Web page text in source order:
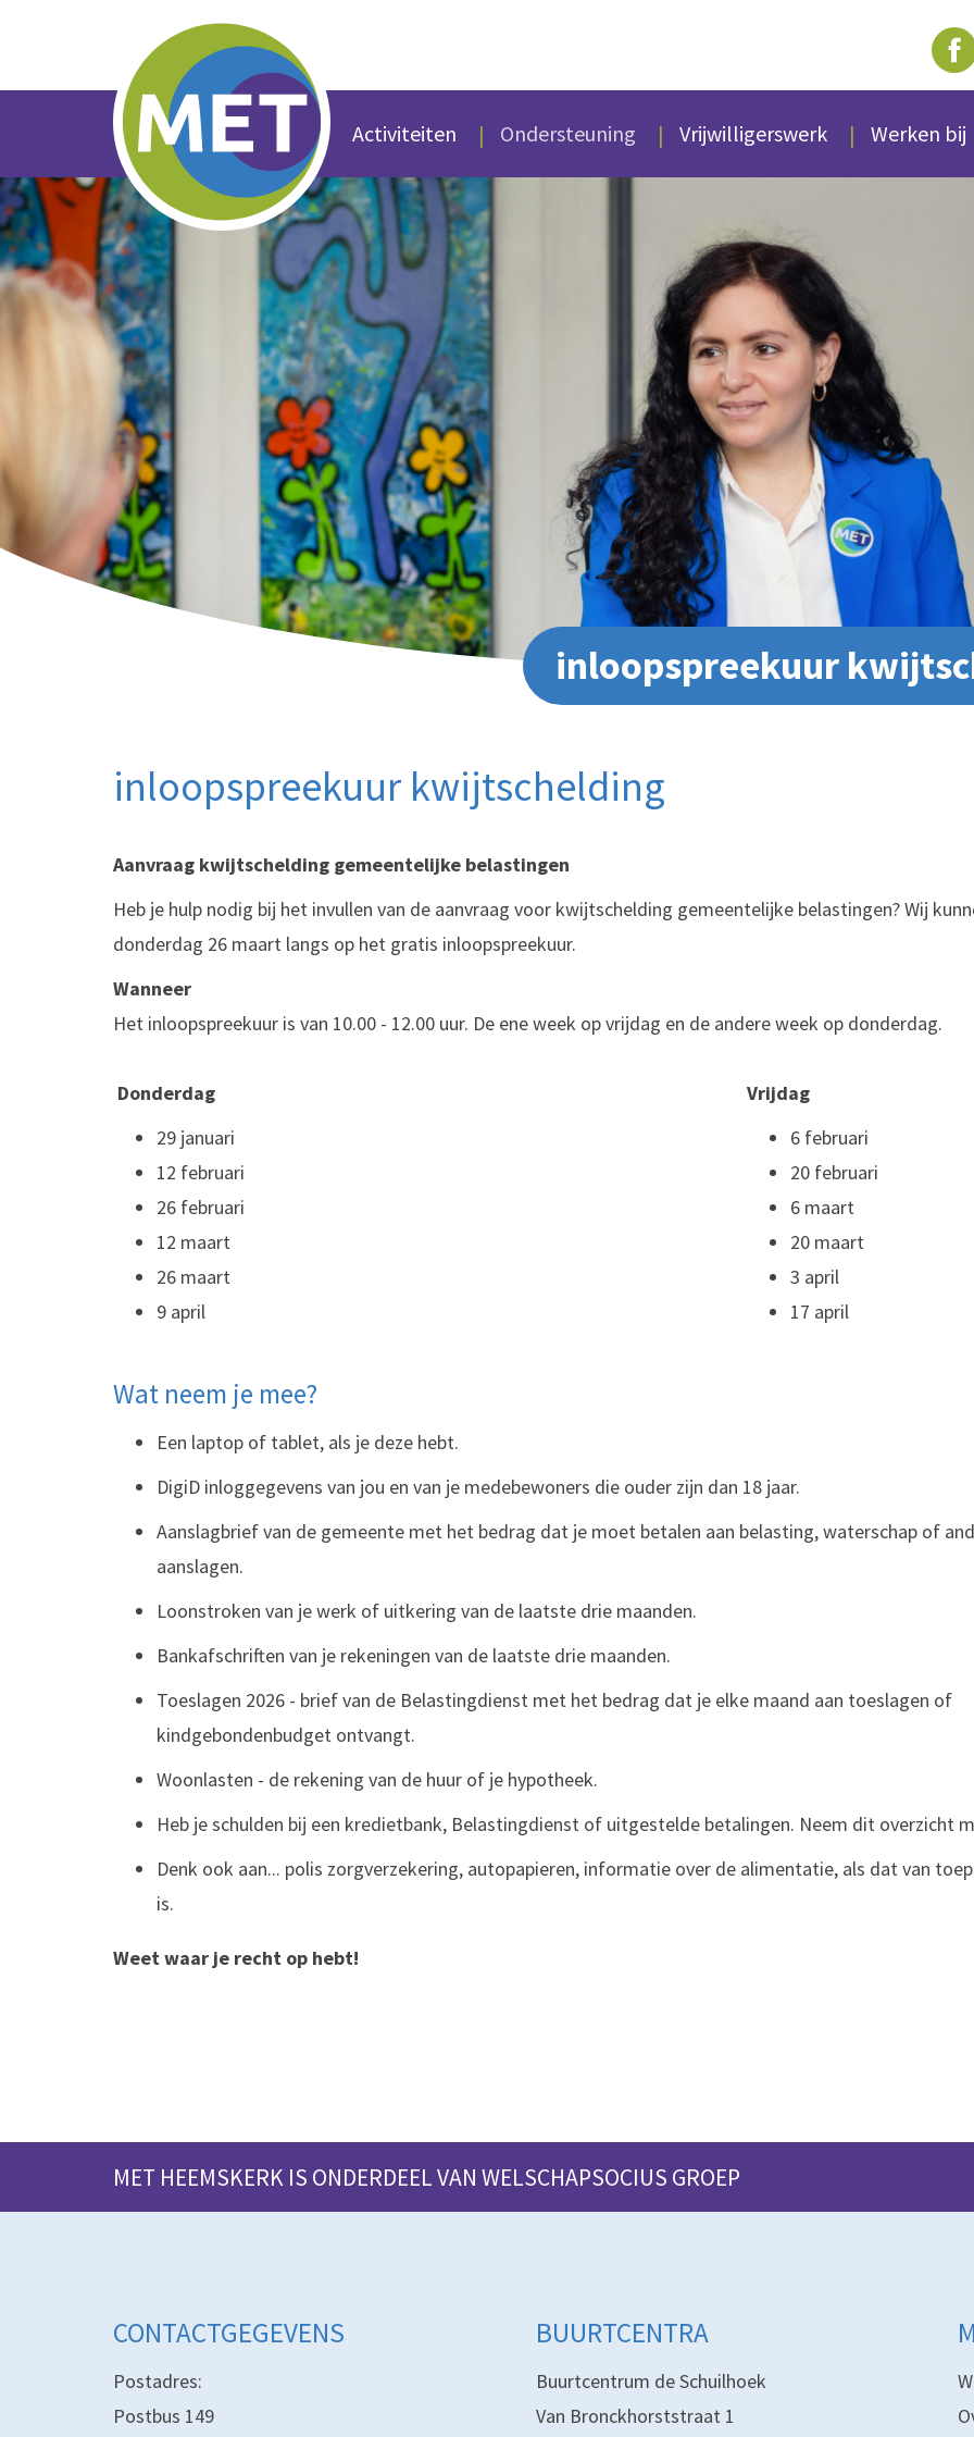
Activiteiten Ondersteuning Vrijwilligerswerk Werken bij
inloopspreekuur
inloopspreekuur kwijtschelding
Aanvraag kwijtschelding gemeentelijke belastingen
Heb je hulp nodig bij het invullen van de aanvraag voor kwijtschelding gemeentelijke belastingen? Wij
donderdag 26 maart langs op het gratis inloopspreekuur.
Wanneer
Het inloopspreekuur is van 10.00 - 12.00 uur. De ene week op vrijdag en de andere week op donderdag.
Donderdag
29 januari
12 februari
26 februari
12 maart
26 maart
9 april
Vrijdag
6 februari
20 februari
6 maart
20 maart
3 april
17 april
Wat neem je mee?
Een laptop of tablet, als je deze hebt.
DigiD inloggegevens van jou en van je medebewoners die ouder zijn dan 18 jaar.
Aanslagbrief van de gemeente met het bedrag dat je moet betalen aan belasting, waterschap of
aanslagen.
Loonstroken van je werk of uitkering van de laatste drie maanden.
Bankafschriften van je rekeningen van de laatste drie maanden.
Toeslagen 2026 - brief van de Belastingdienst met het bedrag dat je elke maand aan toeslagen of
kindgebondenbudget ontvangt.
Woonlasten - de rekening van de huur of je hypotheek.
Heb je schulden bij een kredietbank, Belastingdienst of uitgestelde betalingen. Neem dit overzicht
Denk ook aan... polis zorgverzekering, autopapieren, informatie over de alimentatie, als dat van
is.
Weet waar je recht op hebt!
MET HEEMSKERK IS ONDERDEEL VAN WELSCHAPSOCIUS GROEP
CONTACTGEGEVENS
Postadres:
Postbus 149
BUURTCENTRA
Buurtcentrum de Schuilhoek
Van Bronckhorststraat 1